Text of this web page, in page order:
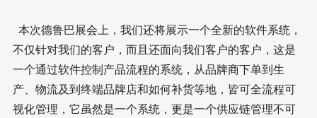
本次德鲁巴展会上，我们还将展示一个全新的软件系统，
不仅针对我们的客户，而且还面向我们客户的客户，这是
一个通过软件控制产品流程的系统，从品牌商下单到生
产、物流及到终端品牌店和如何补货等地，皆可全流程可
视化管理，它虽然是一个系统，更是一个供应链管理不可